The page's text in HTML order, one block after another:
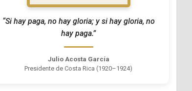
“Si hay paga, no hay gloria; y si hay gloria, no
hay paga.”
Julio Acosta García
Presidente de Costa Rica (1920–1924)